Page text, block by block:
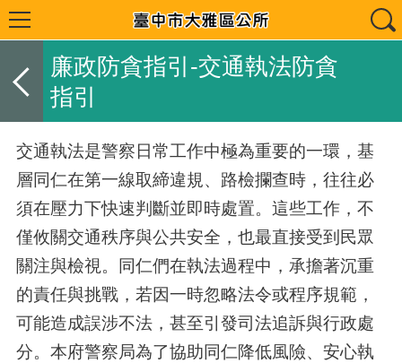
廉政防貪指引-交通執法防貪
指引
交通執法是警察日常工作中極為重要的一環，基
層同仁在第一線取締違規、路檢攔查時，往往必
須在壓力下快速判斷並即時處置。這些工作，不
僅攸關交通秩序與公共安全，也最直接受到民眾
關注與檢視。同仁們在執法過程中，承擔著沉重
的責任與挑戰，若因一時忽略法令或程序規範，
可能造成誤涉不法，甚至引發司法追訴與行政處
分。本府警察局為了協助同仁降低風險、安心執